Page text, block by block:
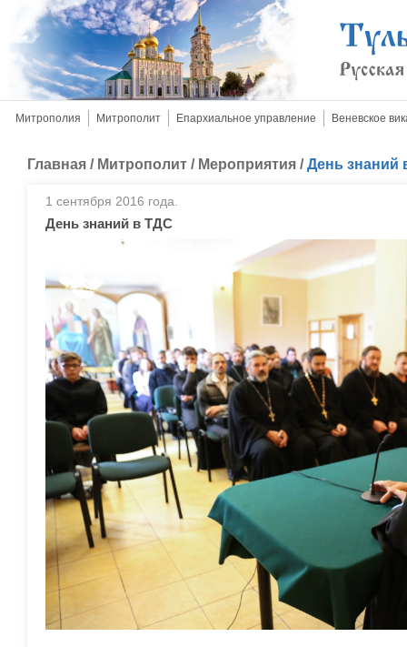
Митрополия Митрополит Епархиальное управление Веневское
Главная / Митрополит / Мероприятия /День знаний
1 сентября 2016 года.
День знаний в ТДС